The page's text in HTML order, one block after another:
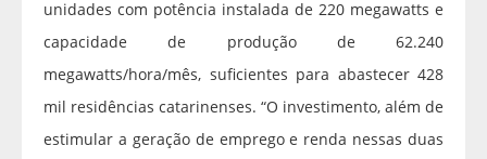
unidades com potência instalada de 220 megawatts e
capacidade de produção de 62.240
megawatts/hora/mês, suficientes para abastecer 428
mil residências catarinenses. “O investimento, além de
estimular a geração de emprego e renda nessas duas